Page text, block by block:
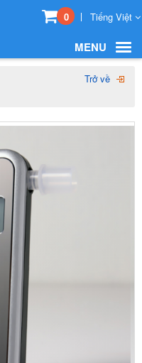
MENU
0 Tiếng Việt
Trở về